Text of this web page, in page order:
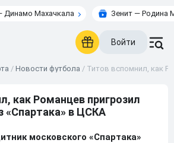
Махачкала Зенит — Родина
Войти
/ Новости футбола / Титов вспомнил, как
как Романцев пригрозил
«Спартака» в ЦСКА
московского «Спартака»